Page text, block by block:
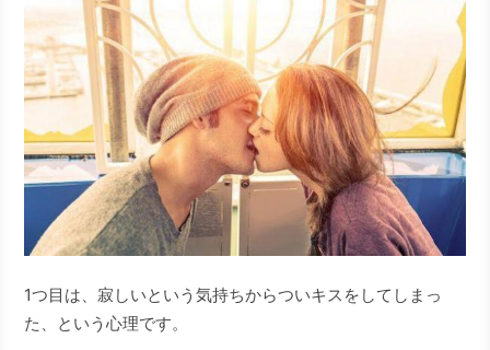
1つ目は、寂しいという気持ちからついキスをしてしまっ
た、という心理です。